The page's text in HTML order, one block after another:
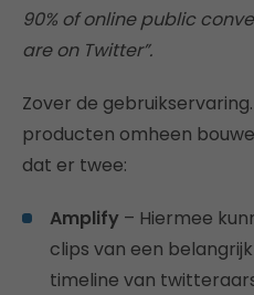
90% of online public
are on Twitter”.
Zover de
producten omheen
dat er twee:
Amplify – Hiermee
clips van een
timeline van